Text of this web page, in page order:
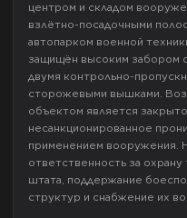
центром и складом
взлётно-посадочными
автопарком военной
защищён высоким забором
двумя контрольно-
сторожевыми вышками.
объектом является
несанкционированное
применением вооружения.
ответственность за
штата, поддержание
структур и снабжение их